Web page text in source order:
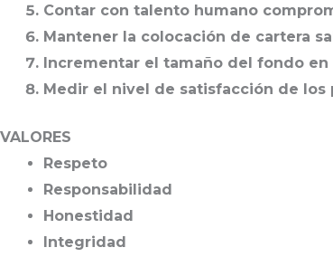
Contar con talento humano
Mantener la colocación de cartera
Incrementar el tamaño del fondo
Medir el nivel de satisfacción de
VALORES
Respeto
Responsabilidad
Honestidad
Integridad